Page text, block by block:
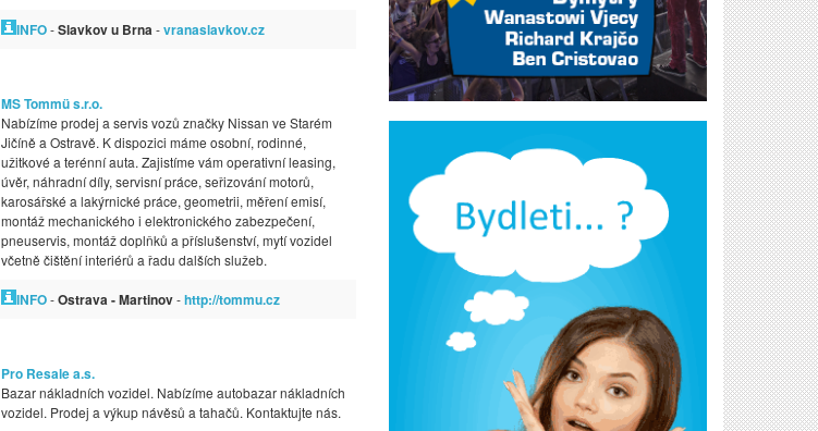
INFO-Slavkov u Brna-vranaslavkov.cz
MS Tommü s.r.o.
Nabízíme prodej a servis vozů značky Nissan ve Starém
Jičíně a Ostravě. K dispozici máme osobní, rodinné,
užitkové a terénní auta. Zajistíme vám operativní leasing,
úvěr, náhradní díly, servisní práce, seřizování motorů,
karosářské a lakýrnické práce, geometrii, měření emisí,
montáž mechanického i elektronického zabezpečení,
pneuservis, montáž doplňků a příslušenství, mytí vozidel
včetně čištění interiérů a řadu dalších služeb.
INFO-Ostrava - Martinov-http://tommu.cz
Pro Resale a.s.
Bazar nákladních vozidel. Nabízíme autobazar nákladních
vozidel. Prodej a výkup návěsů a tahačů. Kontaktujte nás.